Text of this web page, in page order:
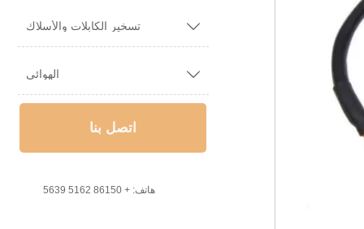
تسخير الكابلات والأسلاك 
الهوائي 
اتصل بنا
هاتف: + 86150 5162 5639